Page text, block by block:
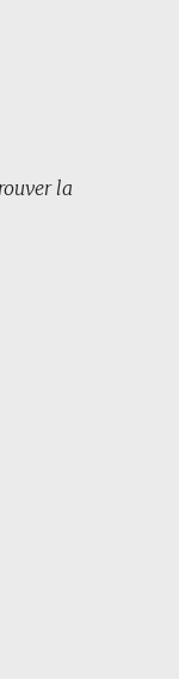
la